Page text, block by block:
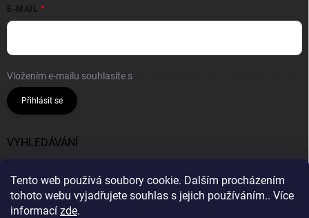
Tento web používá soubory cookie. Dalším procházením
tohoto webu vyjadřujete souhlas s jejich používáním.. Více
informací zde.
E-MAIL
Vložením e-mailu souhlasíte s
Přihlásit se
VYHLEDÁVÁNÍ
Hledat